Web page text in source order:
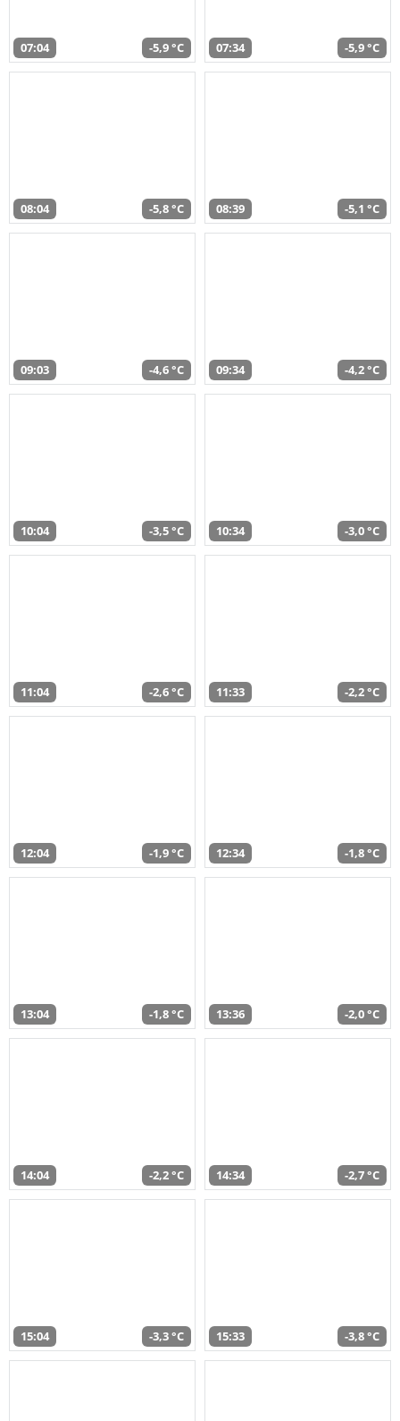
07:04 -5,9 °C 07:34 -5,9 °C
08:04 -5,8 °C 08:39 -5,1 °C
09:03 -4,6 °C 09:34 -4,2 °C
10:04 -3,5 °C 10:34 -3,0 °C
11:04 -2,6 °C 11:33 -2,2 °C
12:04 -1,9 °C 12:34 -1,8 °C
13:04 -1,8 °C 13:36 -2,0 °C
14:04 -2,2 °C 14:34 -2,7 °C
15:04 -3,3 °C 15:33 -3,8 °C